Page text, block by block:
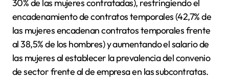
30% de las mujeres contratadas), restringiendo el
encadenamiento de contratos temporales (42,7% de
las mujeres encadenan contratos temporales frente
al 38,5% de los hombres) y aumentando el salario de
las mujeres al establecer la prevalencia del convenio
de sector frente al de empresa en las subcontratas.